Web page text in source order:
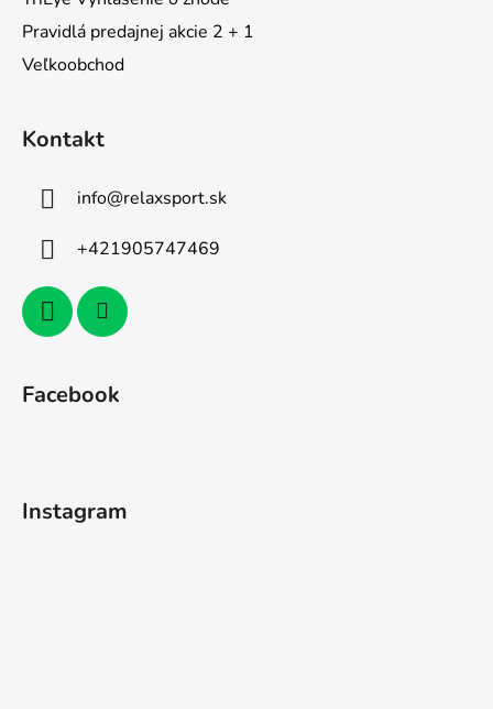
Pravidlá predajnej akcie 2 + 1
Veľkoobchod
Kontakt
info@relaxsport.sk
+421905747469
Facebook
Instagram